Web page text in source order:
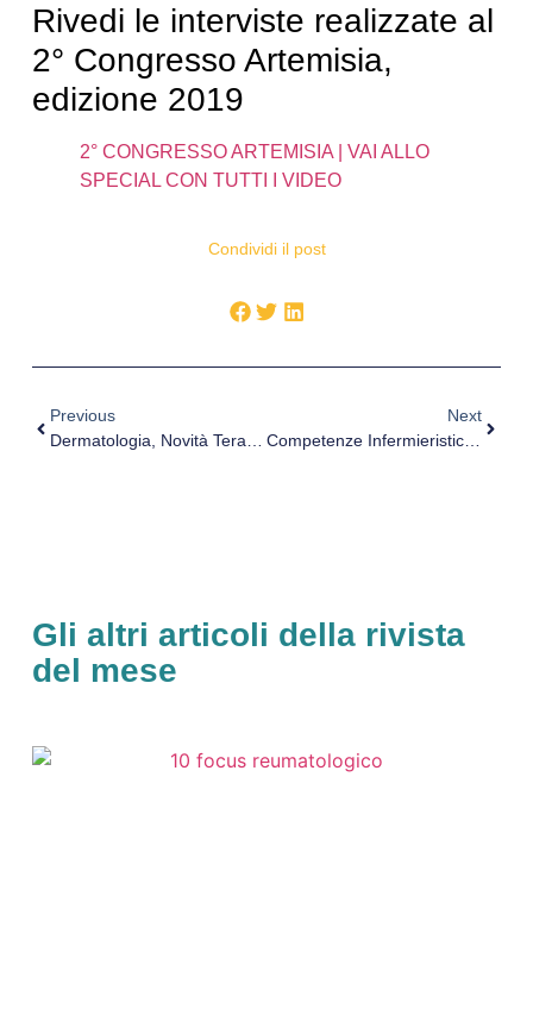
Rivedi le interviste realizzate al
2° Congresso Artemisia,
edizione 2019
2° CONGRESSO ARTEMISIA | VAI ALLO
SPECIAL CON TUTTI I VIDEO
Condividi il post
Previous
Dermatologia, Novità Terapeutiche Per Dermatite Atopica. Intervista Al Dott. Castelli
Next
Competenze Infermieristiche Nella Rapida Interpretazione Dell’elettrocardiogramma
Gli altri articoli della rivista
del mese